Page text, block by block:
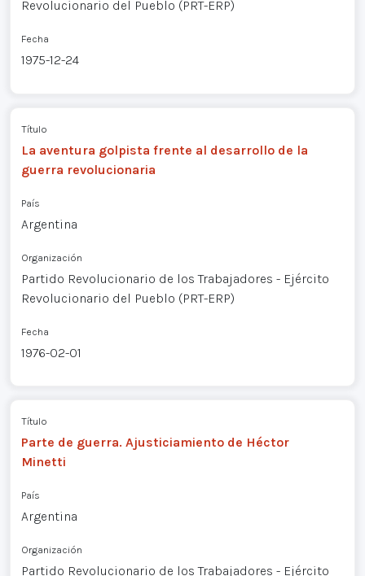
Revolucionario del Pueblo (PRT-ERP)
Fecha
1975-12-24
Título
La aventura golpista frente al desarrollo de la
guerra revolucionaria
País
Argentina
Organización
Partido Revolucionario de los Trabajadores - Ejército
Revolucionario del Pueblo (PRT-ERP)
Fecha
1976-02-01
Título
Parte de guerra. Ajusticiamiento de Héctor
Minetti
País
Argentina
Organización
Partido Revolucionario de los Trabajadores - Ejército